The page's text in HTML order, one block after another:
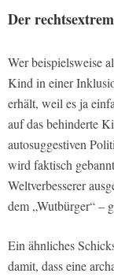
Der
Wer beispielsweise
Kind in einer
erhält, weil es ja
auf das behinderte
autosuggestiven
wird faktisch
Weltverbesserer
dem „Wutbürger“ –
Ein ähnliches
damit, dass eine